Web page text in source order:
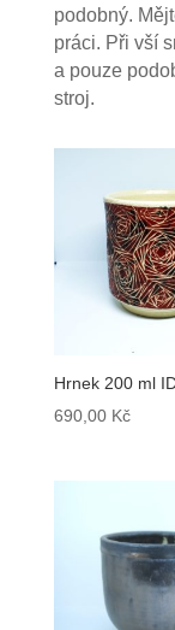
podobný.
práci. Při vší
a pouze
stroj.
Hrnek 200 ml
690,00 Kč